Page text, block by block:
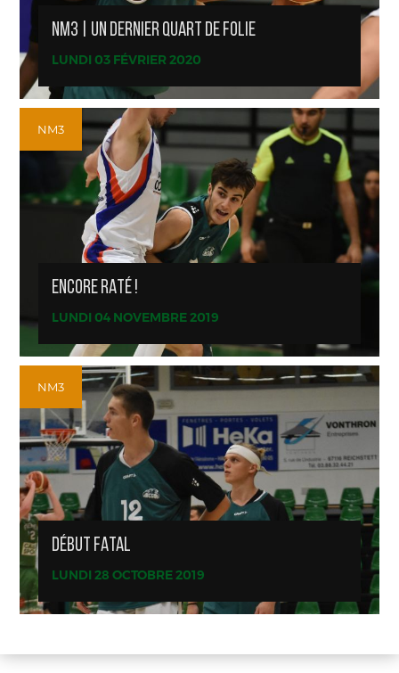
NM3 | UN DERNIER QUART DE FOLIE
LUNDI 03 FÉVRIER 2020
NM3
ENCORE RATÉ !
LUNDI 04 NOVEMBRE 2019
NM3
DÉBUT FATAL
LUNDI 28 OCTOBRE 2019